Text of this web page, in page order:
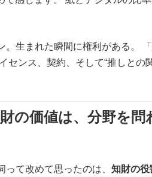
。生まれた瞬間に権利がある。
ンス、契約、そして“推しとの
の価値は、分野を問
て改めて思ったのは、 知財の役